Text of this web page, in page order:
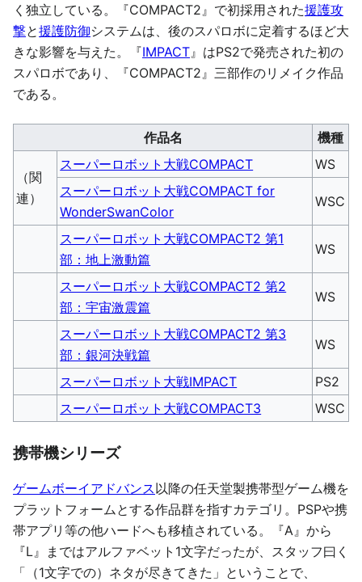
く独立している。『COMPACT2』で初採用された援護攻
撃と援護防御システムは、後のスパロボに定着するほど大
きな影響を与えた。『IMPACT 』はPS2で発売された初の
スパロボであり、『COMPACT2』三部作のリメイク作品
である。
作品名 機種
（関
連）
スーパーロボット大戦COMPACT
WS
スーパーロボット大戦COMPACT for
WonderSwanColor
WSC
スーパーロボット大戦COMPACT2 第1
部：地上激動篇
WS
スーパーロボット大戦COMPACT2 第2
部：宇宙激震篇
WS
スーパーロボット大戦COMPACT2 第3
部：銀河決戦篇
WS
スーパーロボット大戦IMPACT
PS2
スーパーロボット大戦COMPACT3
WSC
携帯機シリーズ
ゲームボーイアドバンス以降の任天堂製携帯型ゲーム機を
プラットフォームとする作品群を指すカテゴリ。PSPや携
帯アプリ等の他ハードへも移植されている。『A』から
『L』まではアルファベット1文字だったが、スタッフ曰く
「（1文字での）ネタが尽きてきた」ということで、